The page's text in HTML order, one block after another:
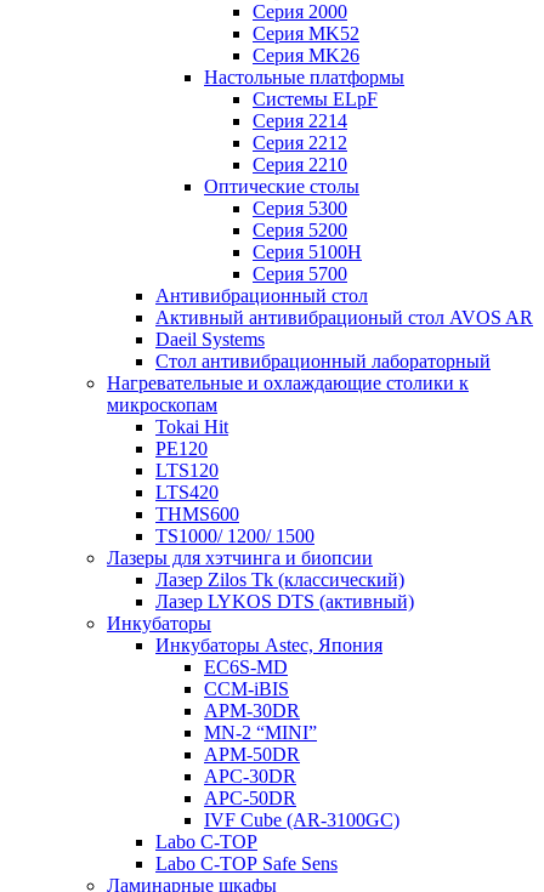
Серия 2000
Серия MK52
Серия MK26
Настольные платформы
Системы ELpF
Серия 2214
Серия 2212
Серия 2210
Оптические столы
Серия 5300
Серия 5200
Серия 5100H
Серия 5700
Антивибрационный стол
Активный антивибрационый стол AVOS AR
Daeil Systems
Стол антивибрационный лабораторный
Нагревательные и охлаждающие столики к
микроскопам
Tokai Hit
PE120
LTS120
LTS420
THMS600
TS1000/ 1200/ 1500
Лазеры для хэтчинга и биопсии
Лазер Zilos Tk (классический)
Лазер LYKOS DTS (активный)
Инкубаторы
Инкубаторы Astec, Япония
EC6S-MD
CCM-iBIS
APM-30DR
MN-2 “MINI”
APM-50DR
APC-30DR
APC-50DR
IVF Cube (AR-3100GC)
Labo С-ТОР
Labo С-ТОР Safe Sens
Ламинарные шкафы